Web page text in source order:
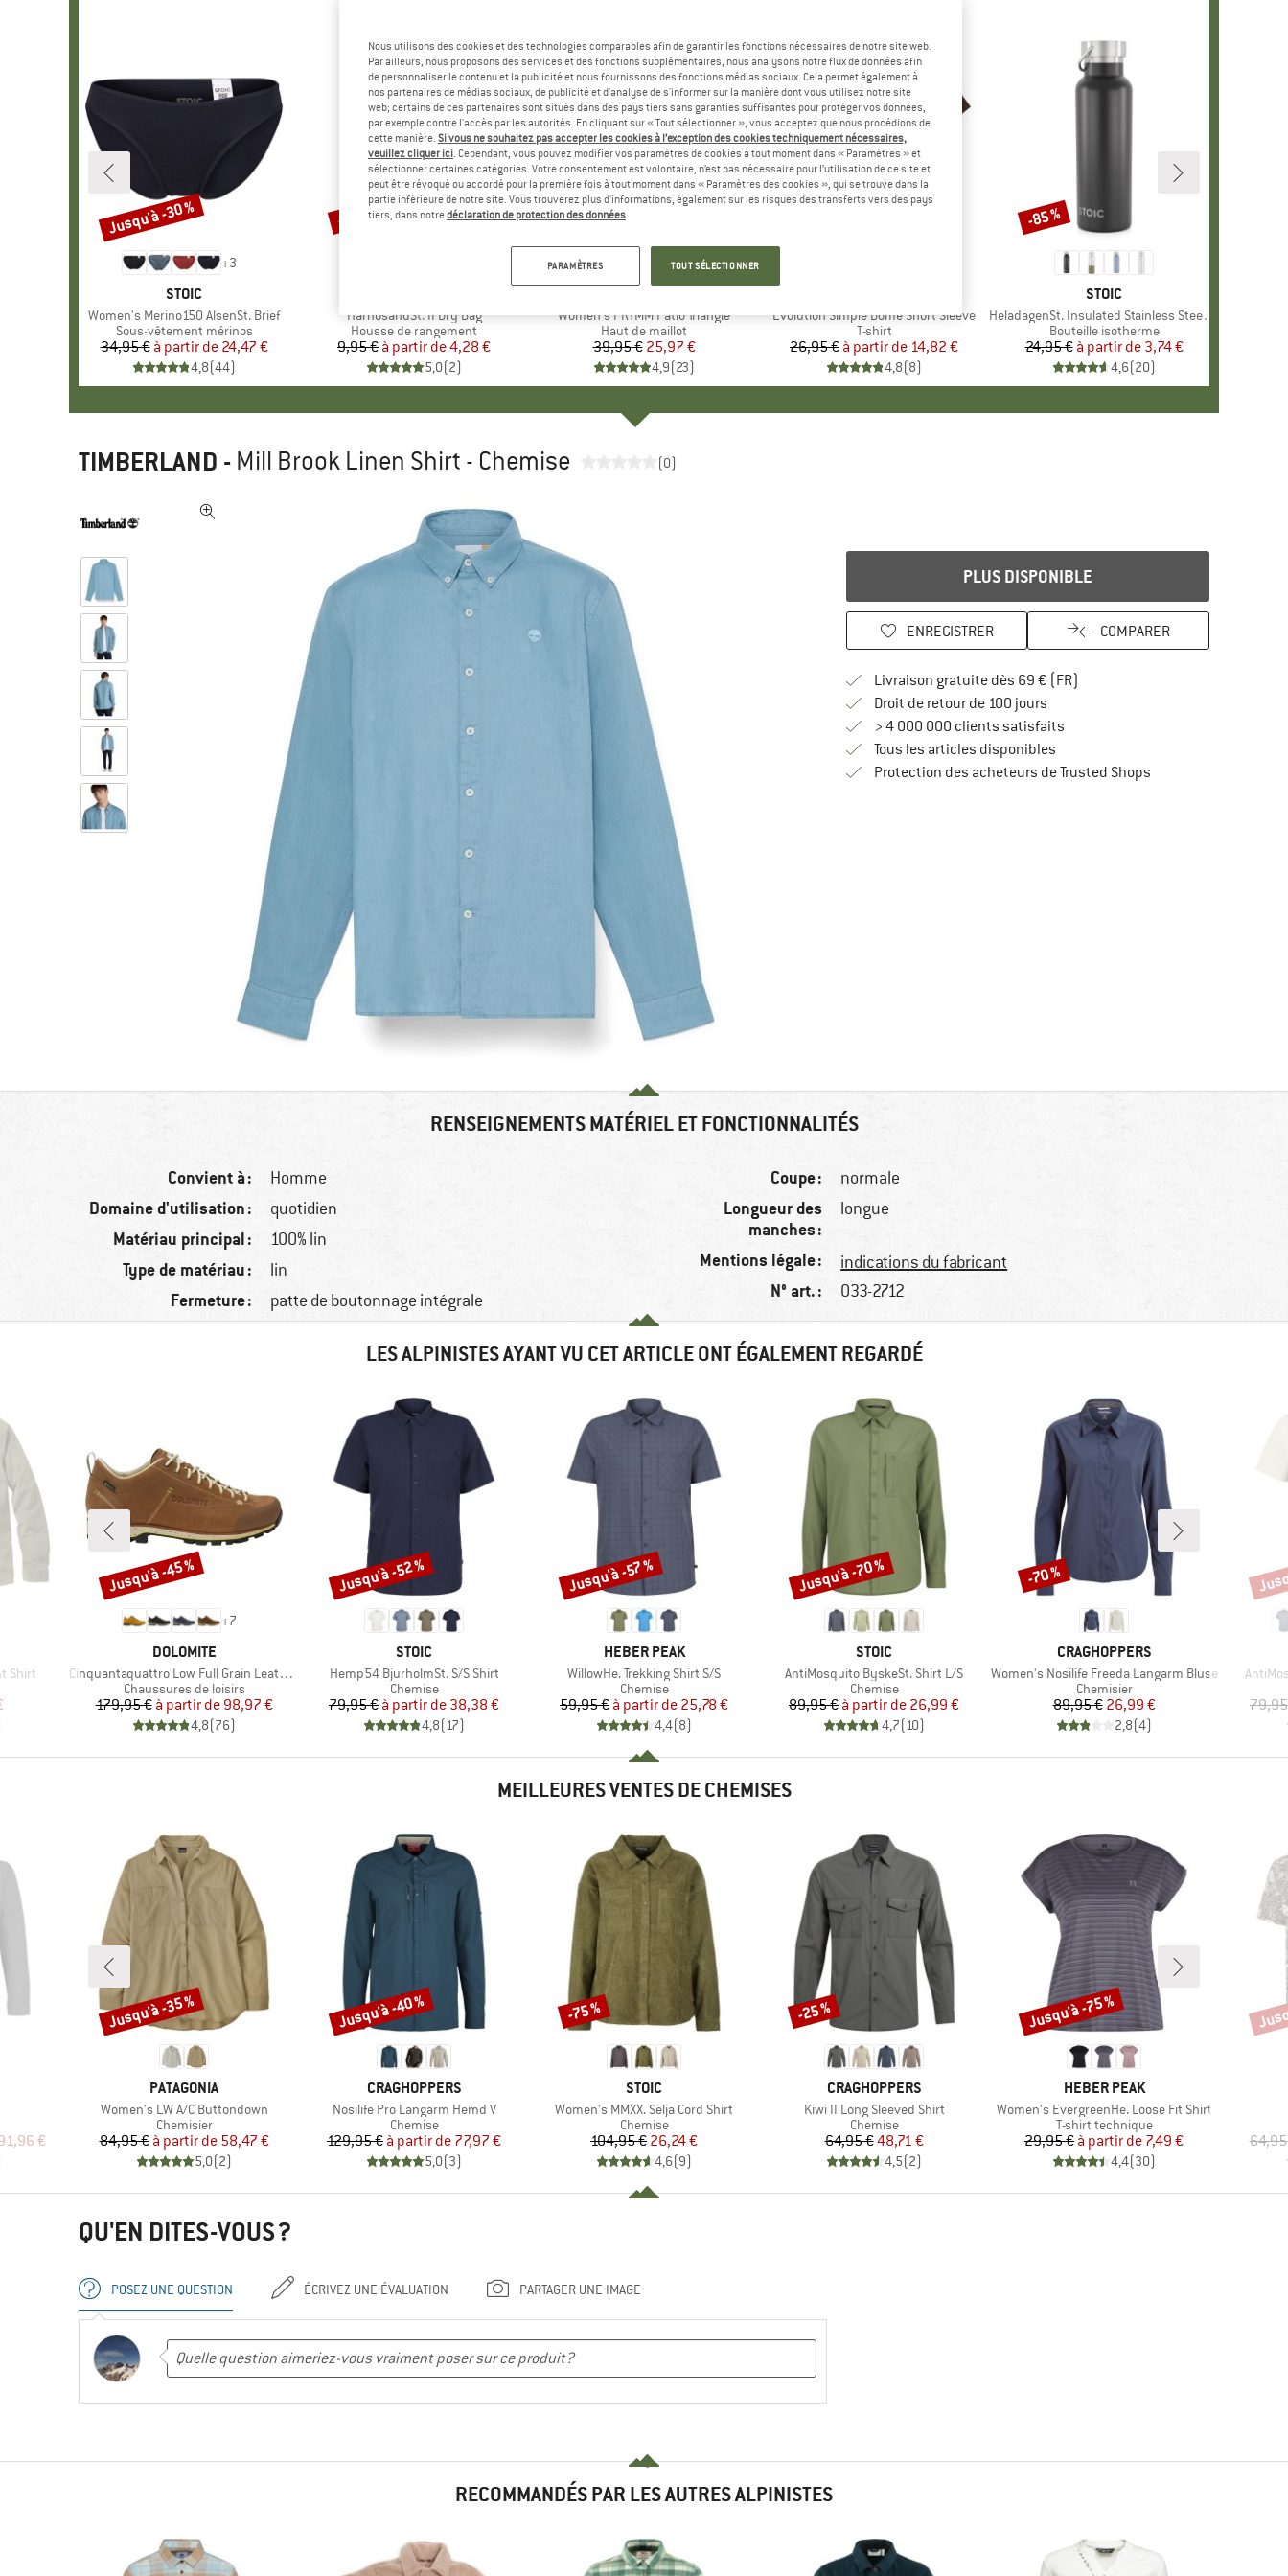
+3
MARQUE
STOIC
Article
Women's Merino150 AlsenSt. Brief
Product group
Sous-vêtement mérinos
Prix
34,95 € Prix réduit
à partir de 24,47 €
4,8(44)
Remise
Jusqu'à -30 %
Article
HarnosandSt. II Dry Bag
Product group
Housse de rangement
Prix
9,95 € Prix réduit
à partir de4,28 €
5,0(2)
Remise
-57 %
Article
Women's PRTMM Patio Triangle
Product group
Haut de maillot
Prix
39,95 € Prix réduit
25,97 €
4,9(23)
Remise
-35 %
Article
Evolution Simple Dome Short Sleeve
Product group
T-shirt
Prix
26,95 € Prix réduit
à partir de 14,82 €
4,8(8)
Jusqu'à -45 %
MARQUE
STOIC
Article
HeladagenSt. Insulated Stainless Steel Bottle 500
Product group
Bouteille isotherme
Prix
24,95 € Prix réduit
à partir de 3,74 €
4,6(20)
Remise
-85 %
TIMBERLAND - Mill Brook Linen Shirt - Chemise (0)
PLUS DISPONIBLE
ENREGISTRER COMPARER
Livraison gratuite dès 69 € (FR)
Droit de retour de 100 joursTrouve les informations de
> 4 000 000 clients satisfaits
Tous les articles disponibles
Protection des acheteurs de Trusted ShopsTrouve toutes les
RENSEIGNEMENTS MATÉRIEL ET FONCTIONNALITÉS
Convient à : Homme
Domaine d'utilisation : quotidien
Matériau principal : 100% lin
Type de matériau : lin
Fermeture : patte de boutonnage intégrale
Coupe : normale
Longueur des
manches :
longue
Mentions légale : indications du fabricant
N° art. : 033-2712
LES ALPINISTES AYANT VU CET ARTICLE ONT ÉGALEMENT REGARDÉ
Shirt
+7
MARQUE
DOLOMITE
Article
Cinquantaquattro Low Full Grain Leather Evo GTX
Product group
Chaussures de loisirs
Prix
179,95 € Prix réduit
à partir de 98,97 €
4,8(76)
Remise
Jusqu'à -45 %
MARQUE
STOIC
Article
Hemp54 BjurholmSt. S/S Shirt
Product group
Chemise
Prix
79,95 € Prix réduit
à partir de 38,38 €
4,8(17)
Remise
Jusqu'à -52 %
MARQUE
HEBER PEAK
Article
WillowHe. Trekking Shirt S/S
Product group
Chemise
Prix
59,95 € Prix réduit
à partir de 25,78 €
4,4(8)
Remise
Jusqu'à -57 %
MARQUE
STOIC
Article
AntiMosquito ByskeSt. Shirt L/S
Product group
Chemise
Prix
89,95 € Prix réduit
à partir de 26,99 €
4,7(10)
Remise
Jusqu'à -70 %
MARQUE
CRAGHOPPERS
Article
Women's Nosilife Freeda Langarm Bluse
Product group
Chemisier
Prix
89,95 €Prix réduit
26,99 €
2,8(4)
Remise
-70 %
Article
MEILLEURES VENTES DE CHEMISES
€
MARQUE
PATAGONIA
Article
Women's LW A/C Buttondown
Product group
Chemisier
Prix
84,95 € Prix réduit
à partir de 58,47 €
5,0(2)
Remise
Jusqu'à -35 %
MARQUE
CRAGHOPPERS
Article
Nosilife Pro Langarm Hemd V
Product group
Chemise
Prix
129,95 € Prix réduit
à partir de 77,97 €
5,0(3)
Remise
Jusqu'à -40 %
MARQUE
STOIC
Article
Women's MMXX. Selja Cord Shirt
Product group
Chemise
Prix
104,95 €Prix réduit
26,24 €
4,6(9)
Remise
-75 %
MARQUE
CRAGHOPPERS
Article
Kiwi II Long Sleeved Shirt
Product group
Chemise
Prix
64,95 €Prix réduit
48,71 €
4,5(2)
Remise
-25 %
MARQUE
HEBER PEAK
Article
Women's EvergreenHe. Loose Fit Shirt
Product group
T-shirt technique
Prix
29,95 € Prix réduit
à partir de 7,49 €
4,4(30)
Remise
Jusqu'à -75 %
QU'EN DITES-VOUS ?
POSEZ UNE QUESTION ÉCRIVEZ UNE ÉVALUATION PARTAGER UNE IMAGE
RECOMMANDÉS PAR LES AUTRES ALPINISTES
Nous utilisons des cookies et des technologies comparables afin de garantir les fonctions nécessaires de notre site web.
Par ailleurs, nous proposons des services et des fonctions supplémentaires, nous analysons notre flux de données afin
de personnaliser le contenu et la publicité et nous fournissons des fonctions médias sociaux. Cela permet également à
nos partenaires de médias sociaux, de publicité et d'analyse de s'informer sur la manière dont vous utilisez notre site
web; certains de ces partenaires sont situés dans des pays tiers sans garanties suffisantes pour protéger vos données,
par exemple contre l'accès par les autorités. En cliquant sur « Tout sélectionner », vous acceptez que nous procédions de
cette manière. Si vous ne souhaitez pas accepter les cookies à l’exception des cookies techniquement nécessaires,
veuillez cliquer ici. Cependant, vous pouvez modifier vos paramètres de cookies à tout moment dans « Paramètres » et
sélectionner certaines catégories. Votre consentement est volontaire, n’est pas nécessaire pour l’utilisation de ce site et
peut être révoqué ou accordé pour la première fois à tout moment dans « Paramètres des cookies », qui se trouve dans la
partie inférieure de notre site. Vous trouverez plus d'informations, également sur les risques des transferts vers des pays
tiers, dans notredéclaration de protection des données.
PARAMÈTRES TOUT SÉLECTIONNER